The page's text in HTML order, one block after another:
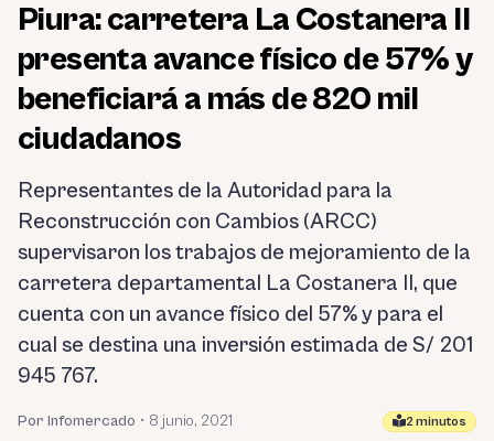
Piura: carretera La Costanera II
presenta avance físico de 57% y
beneficiará a más de 820 mil
ciudadanos
Representantes de la Autoridad para la
Reconstrucción con Cambios (ARCC)
supervisaron los trabajos de mejoramiento de la
carretera departamental La Costanera II, que
cuenta con un avance físico del 57% y para el
cual se destina una inversión estimada de S/ 201
945 767.
Por Infomercado • 8 junio, 2021 2 minutos